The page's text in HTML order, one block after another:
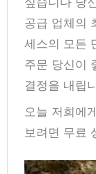
공급 업체의
세스의 모든
주문 당신이
결정을 내립
오늘 저희에
보려면 무료